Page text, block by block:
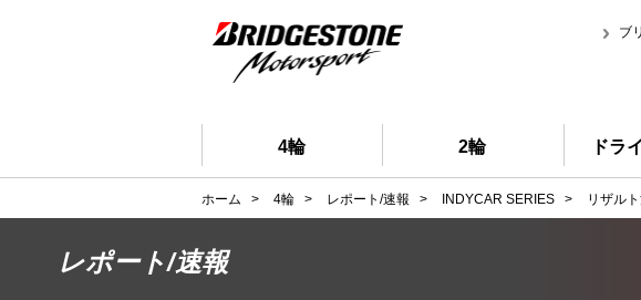
ブ
4輪 2輪 ドラ
ホーム > 4輪 > レポート/速報 > INDYCAR SERIES > リザル
レポート/速報